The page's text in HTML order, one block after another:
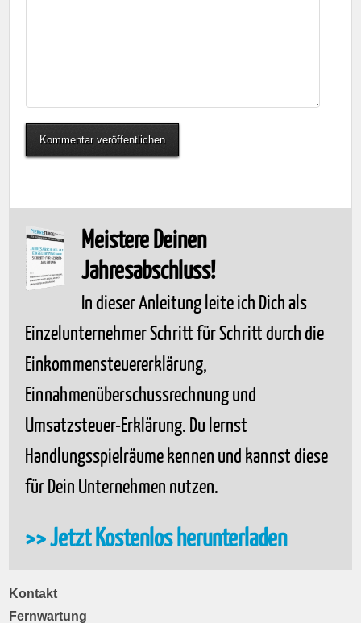
Meistere Deinen
Jahresabschluss!
In dieser Anleitung leite ich Dich als
Einzelunternehmer Schritt für Schritt durch die
Einkommensteuererklärung,
Einnahmenüberschussrechnung und
Umsatzsteuer-Erklärung. Du lernst
Handlungsspielräume kennen und kannst diese
für Dein Unternehmen nutzen.
>> Jetzt Kostenlos herunterladen
Kontakt
Fernwartung